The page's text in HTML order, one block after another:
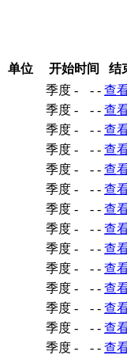
单位 开始时间
结
季度 - - - 查
季度 - - - 查
季度 - - - 查
季度 - - - 查
季度 - - - 查
季度 - - - 查
季度 - - - 查
季度 - - - 查
季度 - - - 查
季度 - - - 查
季度 - - - 查
季度 - - - 查
季度 - - - 查
季度 - - - 查